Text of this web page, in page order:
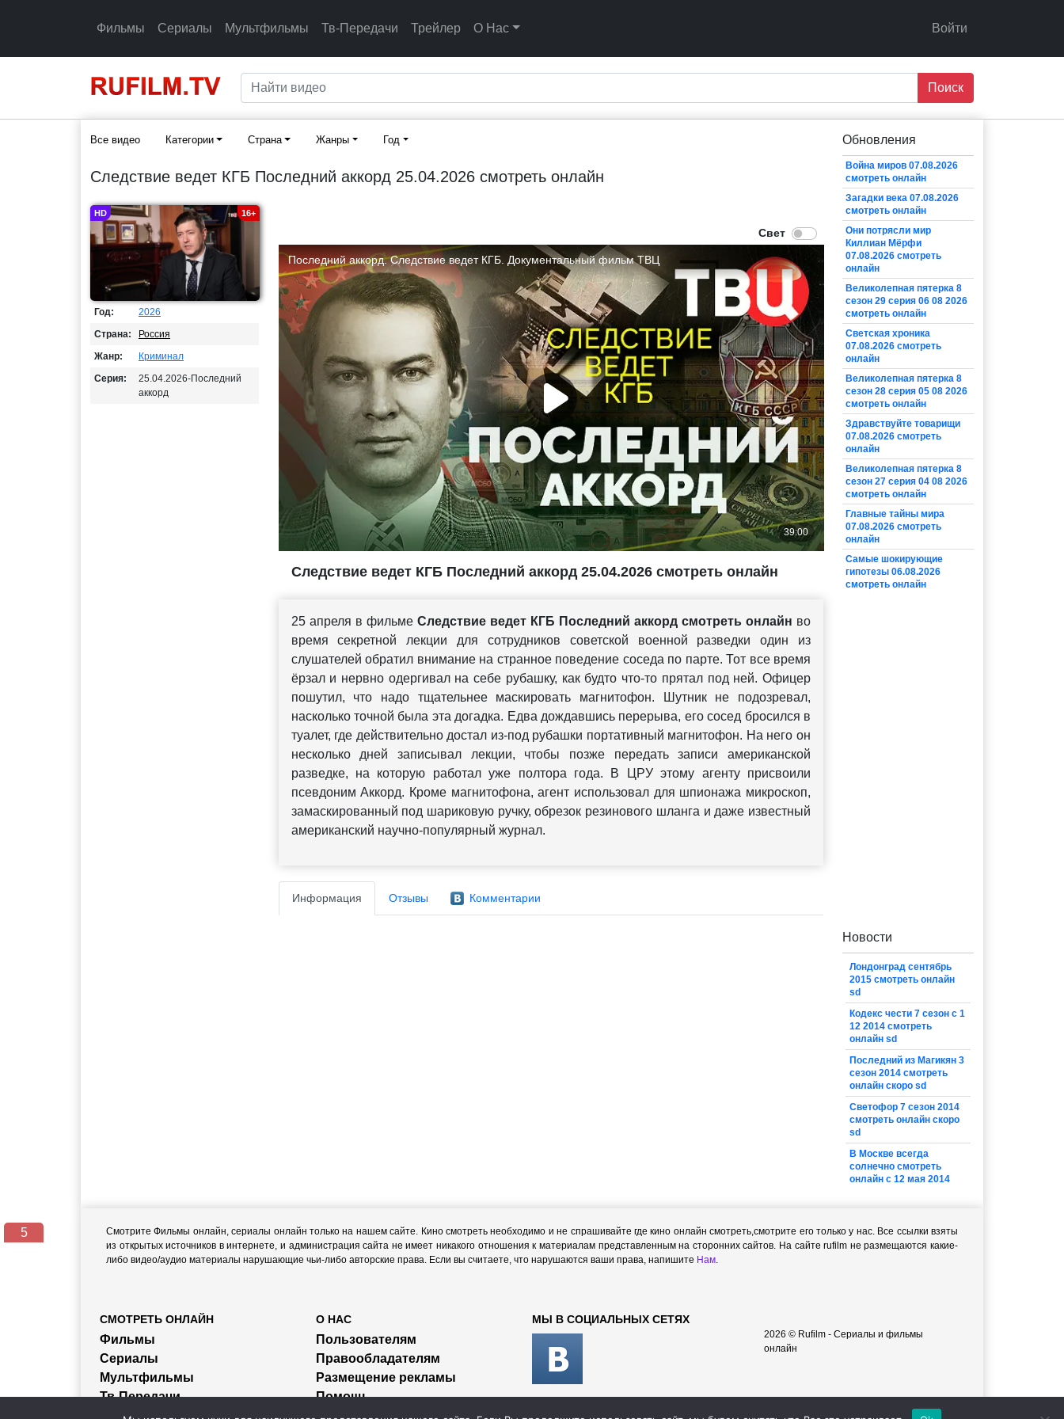
Фильмы Сериалы Мультфильмы Тв-Передачи Трейлер О Нас Войти
Поиск
Все видео Категории Страна Жанры Год
Следствие ведет КГБ Последний аккорд 25.04.2026 смотреть онлайн
HD 16+
Год:
2026
Страна:
Россия
Жанр:
Криминал
Серия:
25.04.2026-Последний
аккорд
Следствие ведет КГБ Последний аккорд 25.04.2026 смотреть онлайн
25 апреля в фильме Следствие ведет КГБ Последний аккорд смотреть онлайн во
время секретной лекции для сотрудников советской военной разведки один из
слушателей обратил внимание на странное поведение соседа по парте. Тот все время
ёрзал и нервно одергивал на себе рубашку, как будто что-то прятал под ней. Офицер
пошутил, что надо тщательнее маскировать магнитофон. Шутник не подозревал,
насколько точной была эта догадка. Едва дождавшись перерыва, его сосед бросился в
туалет, где действительно достал из-под рубашки портативный магнитофон. На него он
несколько дней записывал лекции, чтобы позже передать записи американской
разведке, на которую работал уже полтора года. В ЦРУ этому агенту присвоили
псевдоним Аккорд. Кроме магнитофона, агент использовал для шпионажа микроскоп,
замаскированный под шариковую ручку, обрезок резинового шланга и даже известный
американский научно-популярный журнал.
Информация Отзывы Комментарии
Обновления
Война миров 07.08.2026
смотреть онлайн
Загадки века 07.08.2026
смотреть онлайн
Они потрясли мир
Киллиан Мёрфи
07.08.2026 смотреть
онлайн
Великолепная пятерка 8
сезон 29 серия 06 08 2026
смотреть онлайн
Светская хроника
07.08.2026 смотреть
онлайн
Великолепная пятерка 8
сезон 28 серия 05 08 2026
смотреть онлайн
Здравствуйте товарищи
07.08.2026 смотреть
онлайн
Великолепная пятерка 8
сезон 27 серия 04 08 2026
смотреть онлайн
Главные тайны мира
07.08.2026 смотреть
онлайн
Самые шокирующие
гипотезы 06.08.2026
смотреть онлайн
Новости
Лондонград сентябрь
2015 смотреть онлайн
sd
Кодекс чести 7 сезон с 1
12 2014 смотреть
онлайн sd
Последний из Магикян 3
сезон 2014 смотреть
онлайн скоро sd
Светофор 7 сезон 2014
смотреть онлайн скоро
sd
В Москве всегда
солнечно смотреть
онлайн с 12 мая 2014
Смотрите Фильмы онлайн, сериалы онлайн только на нашем сайте. Кино смотреть необходимо и не спрашивайте где кино онлайн смотреть,cмотрите его только у нас. Все ссылки взяты
из открытых источников в интернете, и администрация сайта не имеет никакого отношения к материалам представленным на сторонних сайтов. На сайте rufilm не размещаются какие-
либо видео/аудио материалы нарушающие чьи-либо авторские права. Если вы считаете, что нарушаются ваши права, напишите Нам.
СМОТРЕТЬ ОНЛАЙН
Фильмы
Сериалы
Мультфильмы
Тв-Передачи
Трейлеры
О НАС
Пользователям
Правообладателям
Размещение рекламы
Помощь
МЫ В СОЦИАЛЬНЫХ СЕТЯХ
2026 © Rufilm - Сериалы и фильмы
онлайн
4